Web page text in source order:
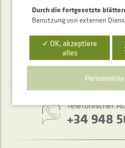
Telefonischer
+34 948
Durch die fortgesetzte
Benutzung von externen
✓ OK, akzeptiere
alles